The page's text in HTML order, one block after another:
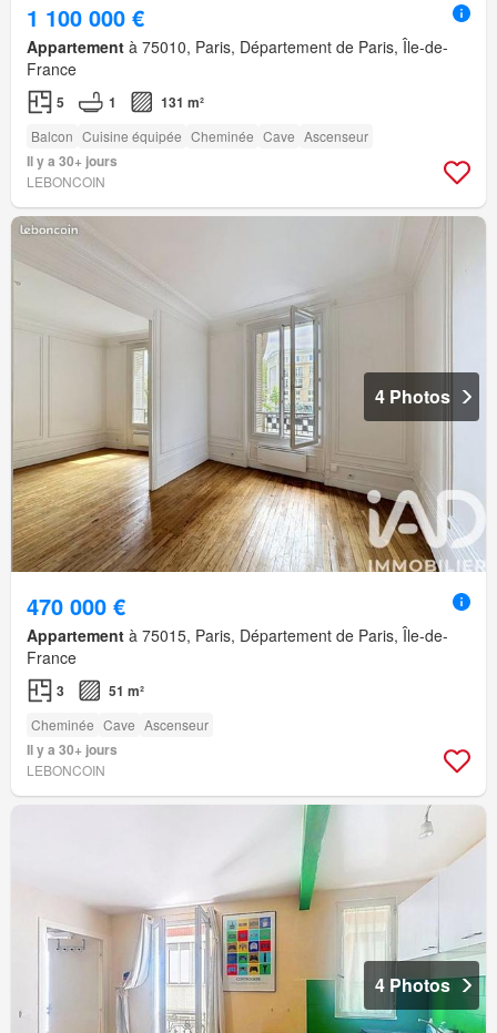
1 100 000 €
Appartement à 75010, Paris, Département de Paris, Île-de-
France
5 1 131 m²
Balcon Cuisine équipée Cheminée Cave Ascenseur
Il y a 30+ jours
LEBONCOIN
4 Photos
470 000 €
Appartement à 75015, Paris, Département de Paris, Île-de-
France
3 51 m²
Cheminée Cave Ascenseur
Il y a 30+ jours
LEBONCOIN
4 Photos